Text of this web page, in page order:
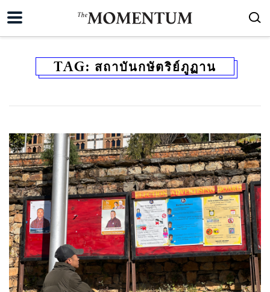
TAG: สถาบันกษัตริย์ภูฏาน